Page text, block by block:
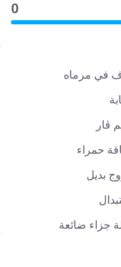
0
في مرماه
ڤار
حمراء
بديل
جزاء ضائعة